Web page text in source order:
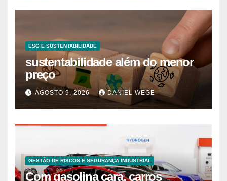
ESG E SUSTENTABILIDADE
sustentabilidade além do menor
preço
AGOSTO 9, 2026 DANIEL WEGE
GESTÃO DE RISCOS E SEGURANÇA INDUSTRIAL
Com gasolina cara, carros